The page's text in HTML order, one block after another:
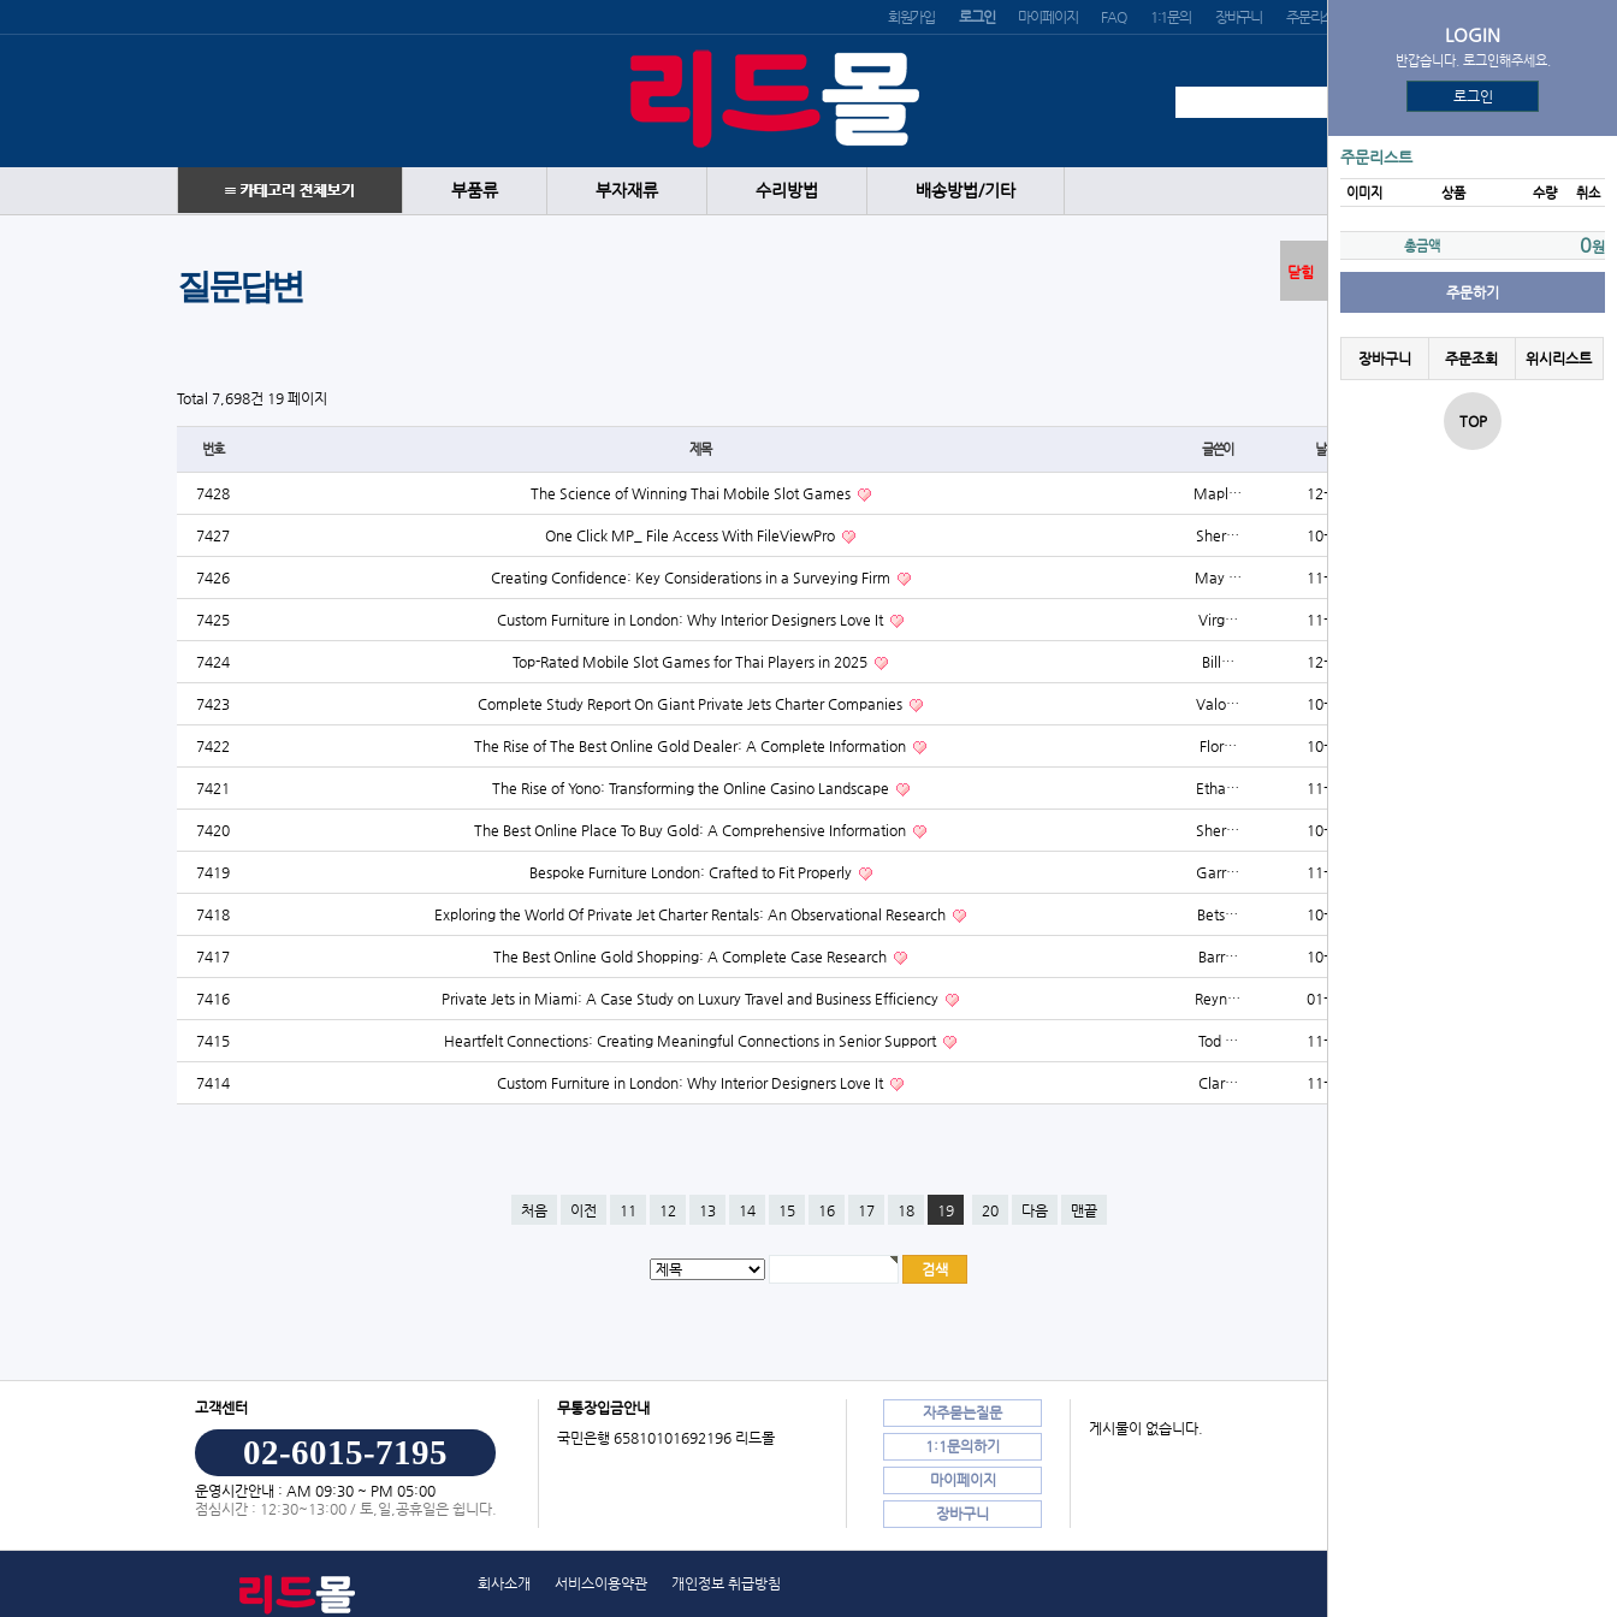
회원가입 로그인 마이페이지 FAQ 1:1문의 장바구니 주문리스트
부품류 부자재류 수리방법 배송방법/기타
LOGIN
반갑습니다. 로그인해주세요.
로그인
주문리스트
이미지 상품 수량 취소
총금액 0원
주문하기
장바구니 주문조회 위시리스트
TOP
닫힘
질문답변
Total 7,698건 19 페이지
번호 제목 글쓴이 날짜
7428 The Science of Winning Thai Mobile Slot Games Mapl… 12-08
7427 One Click MP_ File Access With FileViewPro Sher… 10-29
7426 Creating Confidence: Key Considerations in a Surveying Firm May … 11-17
7425 Custom Furniture in London: Why Interior Designers Love It Virg… 11-28
7424 Top-Rated Mobile Slot Games for Thai Players in 2025 Bill… 12-05
7423 Complete Study Report On Giant Private Jets Charter Companies Valo… 10-10
7422 The Rise of The Best Online Gold Dealer: A Complete Information Flor… 10-18
7421 The Rise of Yono: Transforming the Online Casino Landscape Etha… 11-03
7420 The Best Online Place To Buy Gold: A Comprehensive Information Sher… 10-18
7419 Bespoke Furniture London: Crafted to Fit Properly Garr… 11-29
7418 Exploring the World Of Private Jet Charter Rentals: An Observational Research Bets… 10-07
7417 The Best Online Gold Shopping: A Complete Case Research Barr… 10-21
7416 Private Jets in Miami: A Case Study on Luxury Travel and Business Efficiency Reyn… 01-23
7415 Heartfelt Connections: Creating Meaningful Connections in Senior Support Tod … 11-12
7414 Custom Furniture in London: Why Interior Designers Love It Clar… 11-28
처음 이전 11 12 13 14 15 16 17 18 19 20 다음 맨끝
고객센터
02-6015-7195
운영시간안내 : AM 09:30 ~ PM 05:00
점심시간 : 12:30~13:00 / 토,일,공휴일은 쉽니다.
무통장입금안내
국민은행 65810101692196 리드몰
자주묻는질문
1:1문의하기
마이페이지
장바구니
게시물이 없습니다.
회사소개 서비스이용약관 개인정보 취급방침